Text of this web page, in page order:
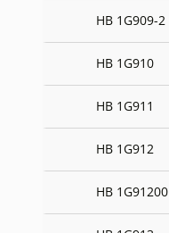
HB 1G909-2
HB 1G910
HB 1G911
HB 1G912
HB 1G91200